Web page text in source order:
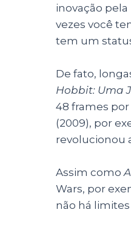
inovação
vezes você
tem um
De fato,
Hobbit: Uma
48 frames
(2009), por
revolucionou
Assim como
Wars, por
não há